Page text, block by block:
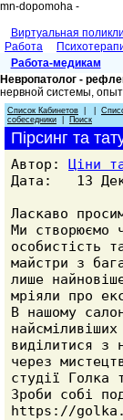
mn-dopomoha -
Виртуальная
Работа
Работа-медикам
Невропатолог -
нервной системы,
Список Кабинетов
собеседники
Поиск
Пірсинг та
Автор: Ціни
Дата: 13 Дек
Ласкаво
Ми створюємо
особистість
майстри з
лише
мріяли про
В нашому
виділитися з
через
студії Голка
Зроби собі
https://